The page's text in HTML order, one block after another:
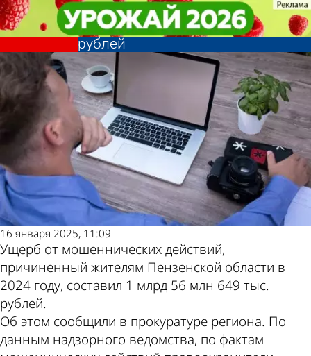
За год пензенцы перевели
аферистам более миллиарда
рублей
Общество
16 января 2025, 11:09
Ущерб от мошеннических действий,
причиненный жителям Пензенской области в
2024 году, составил 1 млрд 56 млн 649 тыс.
рублей.
Об этом сообщили в прокуратуре региона. По
данным надзорного ведомства, по фактам
За год пензенцы перевели
аферистам более миллиарда
рублей
Общество
Другие новости
по теме
Погода и курсы
валют в Пензе